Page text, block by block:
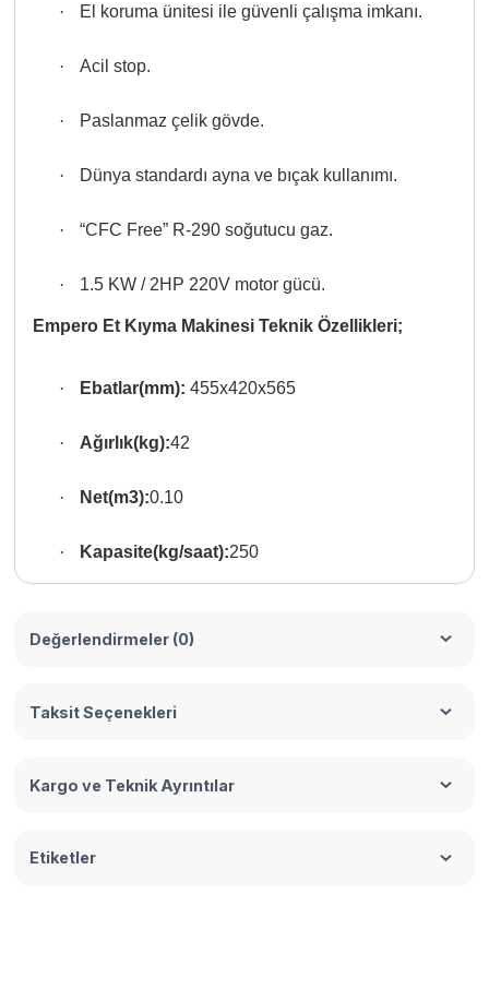
· El koruma ünitesi ile güvenli çalışma imkanı.
· Acil stop.
· Paslanmaz çelik gövde.
· Dünya standardı ayna ve bıçak kullanımı.
· “CFC Free” R-290 soğutucu gaz.
· 1.5 KW / 2HP 220V motor gücü.
Empero Et Kıyma Makinesi Teknik Özellikleri;
· Ebatlar(mm): 455x420x565
· Ağırlık(kg):42
· Net(m3):0.10
· Kapasite(kg/saat):250
Değerlendirmeler (0)
Taksit Seçenekleri
Kargo ve Teknik Ayrıntılar
Etiketler